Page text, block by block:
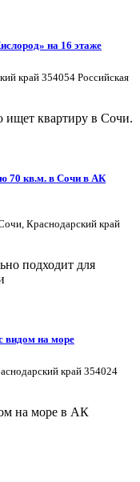
на 16 этаже
край 354054 Российская
ищет квартиру в Сочи.
70 кв.м. в Сочи в АК
Краснодарский край
подходит для
видом на море
край 354024
на море в АК